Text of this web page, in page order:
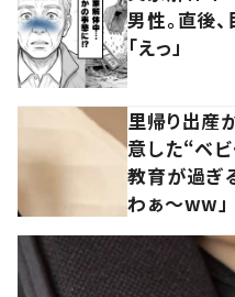
男性。直後
「えっ」
里帰り出産
意した“ベ
教育が過ぎ
わぁ～ww」